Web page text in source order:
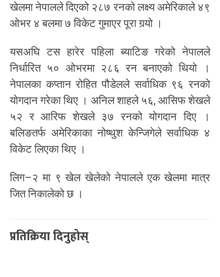
खेलमा नेपालले दिएको २८७ रनको लक्ष्य अमेरिकाले ४९
ओभर ४ बलमा ७ विकेट गुमाएर पूरा गर्‍यो ।
यसअघि टस हारेर पहिला ब्याटिङ गरेको नेपालले
निर्धारित ५० ओभरमा २८६ रन बनाएको थियो ।
नेपालका कप्तान रोहित पौडेलले सर्वाधिक ९६ रनको
योगदान गरेका थिए । अनिल शाहले ५६, आसिफ शेखले
५२ र आरिफ शेखले ३७ रनको योगदान दिए ।
बलिङतर्फ अमेरिकाका नोष्थुश केन्जिगेले सर्वाधिक ४
विकेट लिएका थिए ।
लिग–२ मा ९ खेल खेलेको नेपालले एक खेलमा मात्र
जित निकालेको छ ।
प्रतिक्रिया दिनुहोस्